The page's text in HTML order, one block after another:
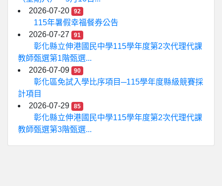
2026-07-20
92
115年暑假幸福餐券公告
2026-07-27
91
彰化縣立伸港國民中學115學年度第2次代理代課
教師甄選第1階甄選...
2026-07-09
90
彰化區免試入學比序項目─115學年度縣級競賽採
計項目
2026-07-29
85
彰化縣立伸港國民中學115學年度第2次代理代課
教師甄選第3階甄選...